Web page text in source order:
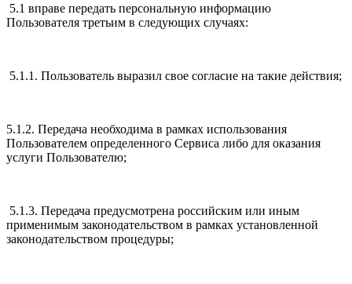
5.1 вправе передать персональную информацию
Пользователя третьим в следующих случаях:
5.1.1. Пользователь выразил свое согласие на такие действия;
5.1.2. Передача необходима в рамках использования
Пользователем определенного Сервиса либо для оказания
услуги Пользователю;
5.1.3. Передача предусмотрена российским или иным
применимым законодательством в рамках установленной
законодательством процедуры;